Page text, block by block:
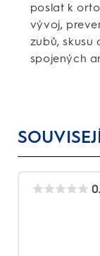
poslat k
vývoj,
zubů, skusu
spojených
0.0